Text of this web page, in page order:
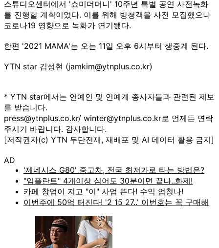
스튜디오센터에서 '쇼미더머니' 10주년 특별 공연 사전녹화
를 진행할 계획이었다. 이를 위해 방청객을 사전 모집했으나
코로나19 영향으로 녹화가 연기됐다.
한편 '2021 MAMA'는 오는 11일 오후 6시부터 생중계 된다.
YTN star 김성현 (jamkim@ytnplus.co.kr)
* YTN star에서는 연예인 및 연예계 종사자들과 관련된 제보
를 받습니다.
press@ytnplus.co.kr/ winter@ytnplus.co.kr로 언제든 연락
주시기 바랍니다. 감사합니다.
[저작권자(c) YTN 무단전재, 재배포 및 AI 데이터 활용 금지]
AD